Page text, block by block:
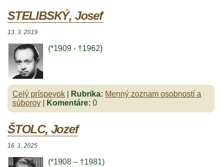
STELIBSKÝ, Josef
13. 3. 2019
(*1909 - †1962)
Celý príspevok Rubrika: Menný zoznam osobností a
súborov
Komentáre: 0
ŠTOLC, Jozef
16. 1. 2025
(*1908 – †1981)